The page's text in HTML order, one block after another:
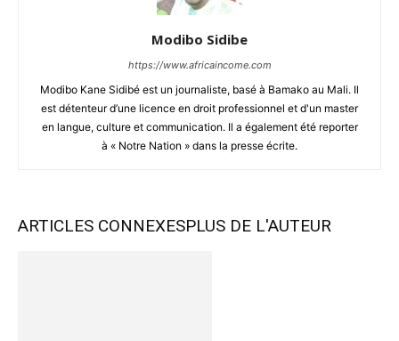
Modibo Sidibe
https://www.africaincome.com
Modibo Kane Sidibé est un journaliste, basé à Bamako au Mali. Il
est détenteur d’une licence en droit professionnel et d'un master
en langue, culture et communication. Il a également été reporter
à « Notre Nation » dans la presse écrite.
ARTICLES CONNEXESPLUS DE L'AUTEUR